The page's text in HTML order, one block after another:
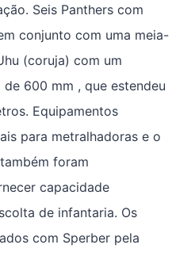
Seis Panthers com
conjunto com uma meia-
(coruja) com um
600 mm , que estendeu
Equipamentos
para metralhadoras e o
foram
capacidade
de infantaria. Os
com Sperber pela